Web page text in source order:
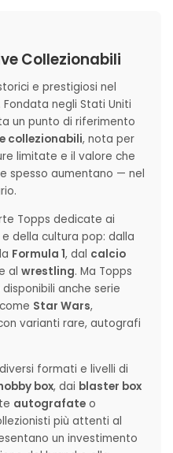
Collezionabili
e prestigiosi nel
. Fondata negli Stati Uniti
un punto di riferimento
collezionabili, nota per
limitate e il valore che
spesso aumentano — nel
Topps dedicate ai
della cultura pop: dalla
Formula 1, dal calcio
al wrestling. Ma Topps
anche serie
Star Wars,
varianti rare, autografi
formati e livelli di
box, dai blaster box
autografate o
più attenti al
un investimento